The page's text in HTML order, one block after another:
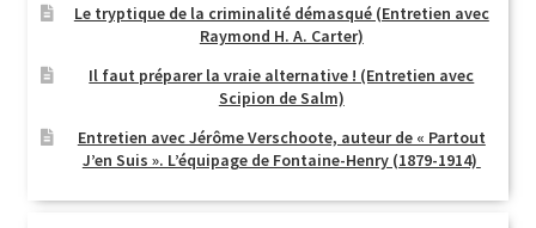
Le tryptique de la criminalité démasqué (Entretien avec
Raymond H. A. Carter)
Il faut préparer la vraie alternative ! (Entretien avec
Scipion de Salm)
Entretien avec Jérôme Verschoote, auteur de « Partout
J’en Suis ». L’équipage de Fontaine-Henry (1879-1914)